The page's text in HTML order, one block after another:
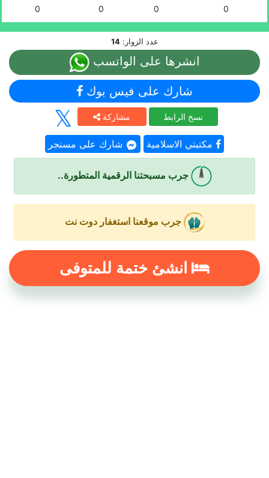
0
0
0
0
عدد الزوار:14
انشرها على الواتسب
شارك على فيس بوك
مشاركة نسخ الرابط
شارك على مسنجر مكتبتي الاسلامية
جرب مسبحتنا الرقمية المتطورة..
جرب موقعنا استغفار دوت نت